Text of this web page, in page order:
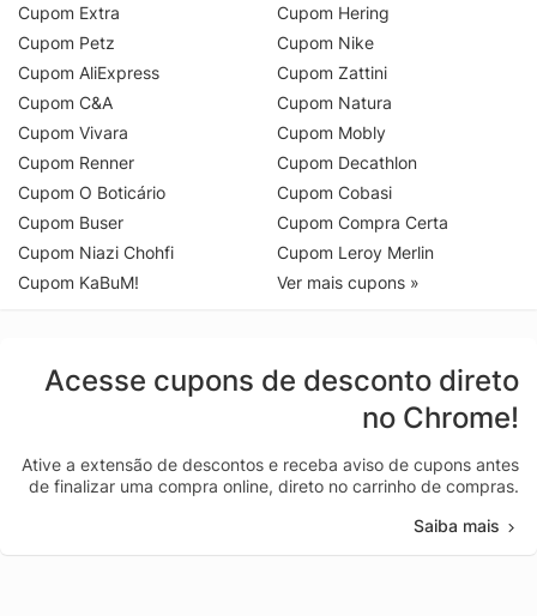
Cupom Extra
Cupom Petz
Cupom AliExpress
Cupom C&A
Cupom Vivara
Cupom Renner
Cupom O Boticário
Cupom Buser
Cupom Niazi Chohfi
Cupom KaBuM!
Cupom Hering
Cupom Nike
Cupom Zattini
Cupom Natura
Cupom Mobly
Cupom Decathlon
Cupom Cobasi
Cupom Compra Certa
Cupom Leroy Merlin
Ver mais cupons »
Acesse cupons de desconto direto
no Chrome!
Ative a extensão de descontos e receba aviso de cupons antes
de finalizar uma compra online, direto no carrinho de compras.
Saiba mais